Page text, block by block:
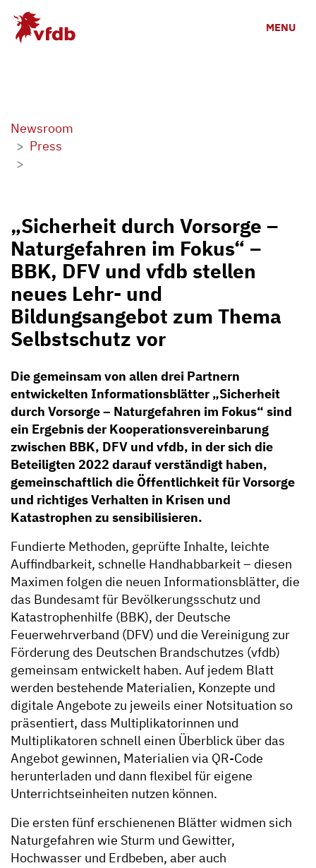
Skip to main content
MENU
Newsroom
Press
„Sicherheit durch Vorsorge –
Naturgefahren im Fokus“ –
BBK, DFV und vfdb stellen
neues Lehr- und
Bildungsangebot zum Thema
Selbstschutz vor
Die gemeinsam von allen drei Partnern
entwickelten Informationsblätter „Sicherheit
durch Vorsorge – Naturgefahren im Fokus“ sind
ein Ergebnis der Kooperationsvereinbarung
zwischen BBK, DFV und vfdb, in der sich die
Beteiligten 2022 darauf verständigt haben,
gemeinschaftlich die Öffentlichkeit für Vorsorge
und richtiges Verhalten in Krisen und
Katastrophen zu sensibilisieren.
Fundierte Methoden, geprüfte Inhalte, leichte
Auffindbarkeit, schnelle Handhabbarkeit – diesen
Maximen folgen die neuen Informationsblätter, die
das Bundesamt für Bevölkerungsschutz und
Katastrophenhilfe (BBK), der Deutsche
Feuerwehrverband (DFV) und die Vereinigung zur
Förderung des Deutschen Brandschutzes (vfdb)
gemeinsam entwickelt haben. Auf jedem Blatt
werden bestehende Materialien, Konzepte und
digitale Angebote zu jeweils einer Notsituation so
präsentiert, dass Multiplikatorinnen und
Multiplikatoren schnell einen Überblick über das
Angebot gewinnen, Materialien via QR-Code
herunterladen und dann flexibel für eigene
Unterrichtseinheiten nutzen können.
Die ersten fünf erschienenen Blätter widmen sich
Naturgefahren wie Sturm und Gewitter,
Hochwasser und Erdbeben, aber auch